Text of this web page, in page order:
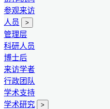
参观来访
人员
>
管理层
科研人员
博士后
来访学者
行政团队
学术支持
学术研究
>